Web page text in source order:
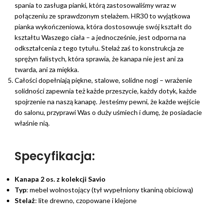
spania to zasługa pianki, którą zastosowaliśmy wraz w
połączeniu ze sprawdzonym stelażem. HR30 to wyjątkowa
pianka wykończeniowa, która dostosowuje swój kształt do
kształtu Waszego ciała – a jednocześnie, jest odporna na
odkształcenia z tego tytułu. Stelaż zaś to konstrukcja ze
sprężyn falistych, która sprawia, że kanapa nie jest ani za
twarda, ani za miękka.
Całości dopełniają piękne, stalowe, solidne nogi – wrażenie
solidności zapewnia też każde przeszycie, każdy dotyk, każde
spojrzenie na naszą kanapę. Jesteśmy pewni, że każde wejście
do salonu, przyprawi Was o duży uśmiech i dumę, że posiadacie
właśnie nią.
Specyfikacja:
Kanapa 2 os. z kolekcji Savio
Typ: mebel wolnostojący (tył wypełniony tkaniną obiciową)
Stelaż: lite drewno, czopowane i klejone